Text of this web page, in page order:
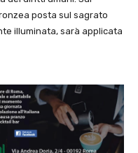
posta sul sagrato
illuminata, sarà applicata